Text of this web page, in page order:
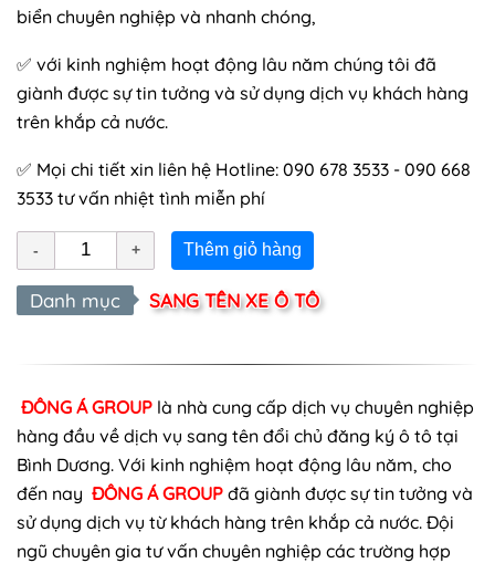
biển chuyên nghiệp và nhanh chóng,
✅ với kinh nghiệm hoạt động lâu năm chúng tôi đã
giành được sự tin tưởng và sử dụng dịch vụ khách hàng
trên khắp cả nước.
✅ Mọi chi tiết xin liên hệ Hotline: 090 678 3533 - 090 668
3533 tư vấn nhiệt tình miễn phí
Thêm giỏ hàng
Danh mục SANG TÊN XE Ô TÔ
ĐÔNG Á GROUP là nhà cung cấp dịch vụ chuyên nghiệp
hàng đầu về dịch vụ sang tên đổi chủ đăng ký ô tô tại
Bình Dương. Với kinh nghiệm hoạt động lâu năm, cho
đến nay ĐÔNG Á GROUP đã giành được sự tin tưởng và
sử dụng dịch vụ từ khách hàng trên khắp cả nước. Đội
ngũ chuyên gia tư vấn chuyên nghiệp các trường hợp